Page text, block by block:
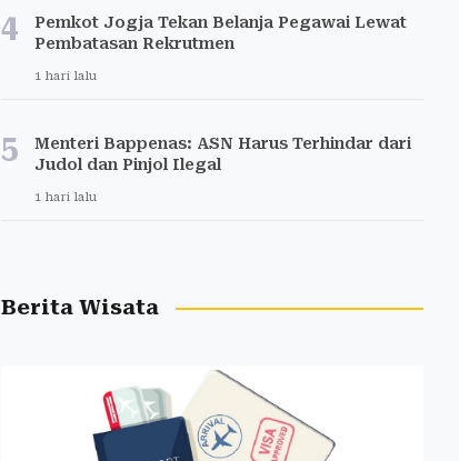
4
Pemkot Jogja Tekan Belanja Pegawai Lewat
Pembatasan Rekrutmen
1 hari lalu
5
Menteri Bappenas: ASN Harus Terhindar dari
Judol dan Pinjol Ilegal
1 hari lalu
Berita Wisata